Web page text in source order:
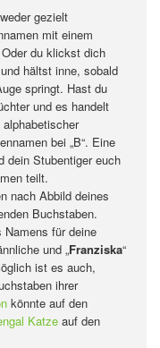
gezielt
mit einem
du klickst dich
hältst inne, sobald
springt. Hast du
und es handelt
bei „B“. Eine
dein Stubentiger euch
teilt.
nach Abbild deines
Buchstaben.
Namens für deine
und „Franziska“
ist es auch,
ihrer
könnte auf den
Katze auf den